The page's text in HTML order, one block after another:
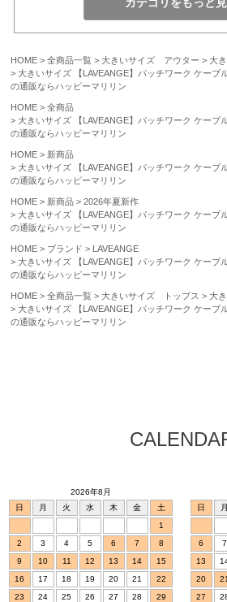
HOME 全商品一覧 大きいサイズ アウター
大
大きいサイズ 【LAVEANGE】パッチワーク ケーブ
の通販ならハッピーマリリン
HOME
全商品
大きいサイズ 【LAVEANGE】パッチワーク ケーブ
の通販ならハッピーマリリン
HOME
新商品
大きいサイズ 【LAVEANGE】パッチワーク ケーブ
の通販ならハッピーマリリン
HOME 新商品
2026年夏新作
大きいサイズ 【LAVEANGE】パッチワーク ケーブ
の通販ならハッピーマリリン
HOME ブランド
LAVEANGE
大きいサイズ 【LAVEANGE】パッチワーク ケーブ
の通販ならハッピーマリリン
HOME 全商品一覧 大きいサイズ トップス
大
大きいサイズ 【LAVEANGE】パッチワーク ケーブ
の通販ならハッピーマリリン
2026年8月
日
月 火 水 木 金
土
1
2
3 4 5 6 7
8
9
10 11 12 13 14
15
16
17 18 19 20 21
22
23
24 25 26 27 28
29
日
月
6
7
13
20
21
27